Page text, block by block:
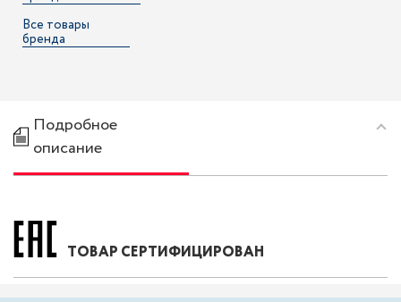
Все товары
бренда
Подробное
описание
ТОВАР СЕРТИФИЦИРОВАН